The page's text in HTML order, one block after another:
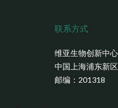
联系方式
维亚生物创新中心
中国上海浦东新
邮编：201318